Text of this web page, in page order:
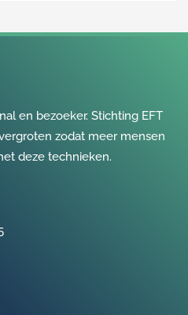
en bezoeker. Stichting EFT
zodat meer mensen
deze technieken.